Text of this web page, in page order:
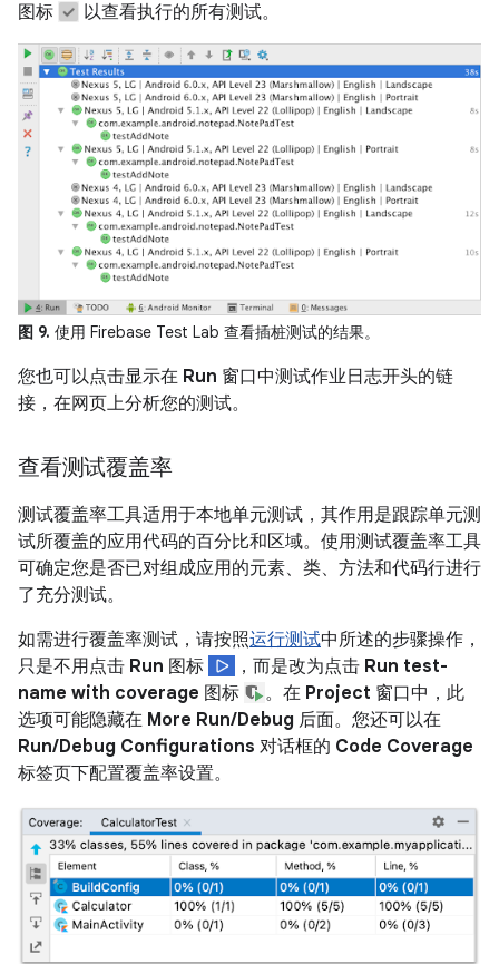
图标
以查看执行的所有测试。
图 9. 使用 Firebase Test Lab 查看插桩测试的结果。
您也可以点击显示在 Run 窗口中测试作业日志开头的链
接，在网页上分析您的测试。
查看测试覆盖率
测试覆盖率工具适用于本地单元测试，其作用是跟踪单元测
试所覆盖的应用代码的百分比和区域。使用测试覆盖率工具
可确定您是否已对组成应用的元素、类、方法和代码行进行
了充分测试。
如需进行覆盖率测试，请按照运行测试中所述的步骤操作，
只是不用点击 Run 图标 ，而是改为点击 Run test-
name with coverage 图标 。在 Project 窗口中，此
选项可能隐藏在 More Run/Debug 后面。您还可以在
Run/Debug Configurations 对话框的 Code Coverage
标签页下配置覆盖率设置。